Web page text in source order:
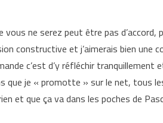
ne serez peut être pas d’accord,
constructive et j’aimerais bien une
c’est d’y réfléchir tranquillement
que je « promotte » sur le net, tous
et que ça va dans les poches de